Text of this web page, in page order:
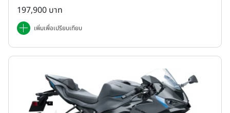
197,900 บาท
เพิ่มเพื่อเปรียบเทียบ